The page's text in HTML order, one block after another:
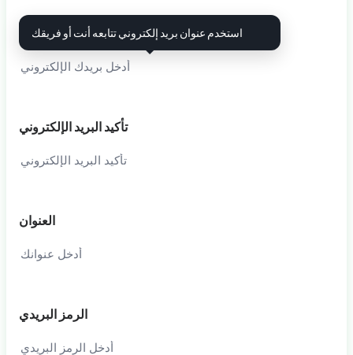
البريد الإلكتروني i
استخدم عنوان بريد إلكتروني تتابعه أنت أو فريقك
تأكيد البريد الإلكتروني
العنوان
الرمز البريدي